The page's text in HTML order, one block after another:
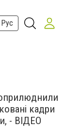
Рус
кадри
- ВІДЕО